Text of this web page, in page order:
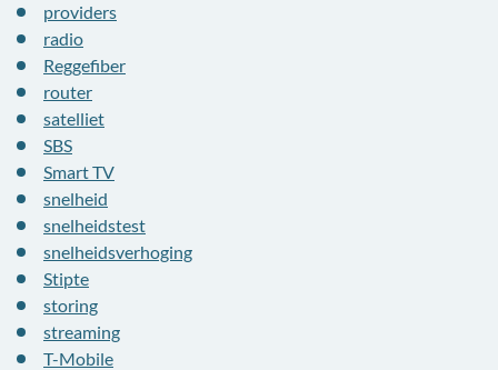
providers
radio
Reggefiber
router
satelliet
SBS
Smart TV
snelheid
snelheidstest
snelheidsverhoging
Stipte
storing
streaming
T-Mobile